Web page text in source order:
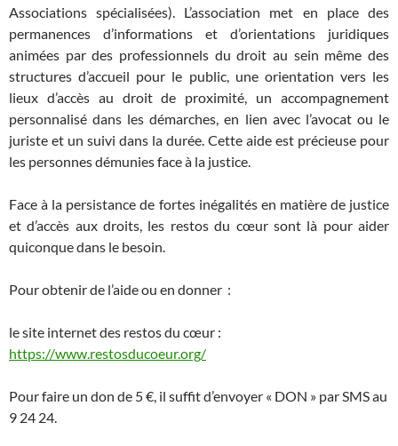
Associations spécialisées). L’association met en place des
permanences d’informations et d’orientations juridiques
animées par des professionnels du droit au sein même des
structures d’accueil pour le public, une orientation vers les
lieux d’accès au droit de proximité, un accompagnement
personnalisé dans les démarches, en lien avec l’avocat ou le
juriste et un suivi dans la durée. Cette aide est précieuse pour
les personnes démunies face à la justice.
Face à la persistance de fortes inégalités en matière de justice
et d’accès aux droits, les restos du cœur sont là pour aider
quiconque dans le besoin.
Pour obtenir de l’aide ou en donner :
le site internet des restos du cœur :
https://www.restosducoeur.org/
Pour faire un don de 5 €, il suffit d’envoyer « DON » par SMS au
9 24 24.